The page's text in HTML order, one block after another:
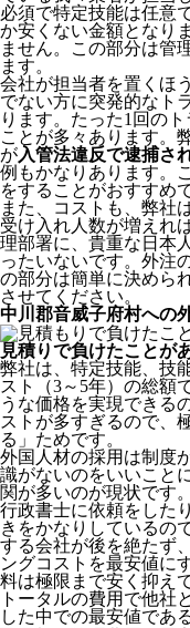
必須で特定技能は任意
か安くない金額となり
ません。この部分は管
ます。
会社が担当者を置くほ
でない方に突発的なト
ります。たった1回の
ことが多々あります。
が入管法違反で逮捕さ
例もかなりあります。
をすることがおすすめ
また、コストも、弊社
受け入れ人数が増えれ
理部署に、貴重な日本
ったいないです。外注
の部分は簡単に決めら
させてください。
中川郡音威子府村への
見積りで負けたことが
弊社は、特定技能、技
スト（3～5年）の総額
うな価格を実現できる
ストが多すぎるので、
る」 ためです。
外国人材の採用は制度
識がないのをいいこと
関が多いのが現状です
行政書士に依頼をした
きをかなりしているの
する会社が後を絶たず
ングコストを最安値に
料は極限まで安く抑え
トータルの費用で他社
した中での最安値であ